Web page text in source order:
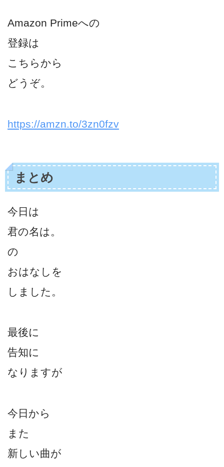
Amazon Primeへの
登録は
こちらから
どうぞ。
https://amzn.to/3zn0fzv
まとめ
今日は
君の名は。
の
おはなしを
しました。
最後に
告知に
なりますが
今日から
また
新しい曲が